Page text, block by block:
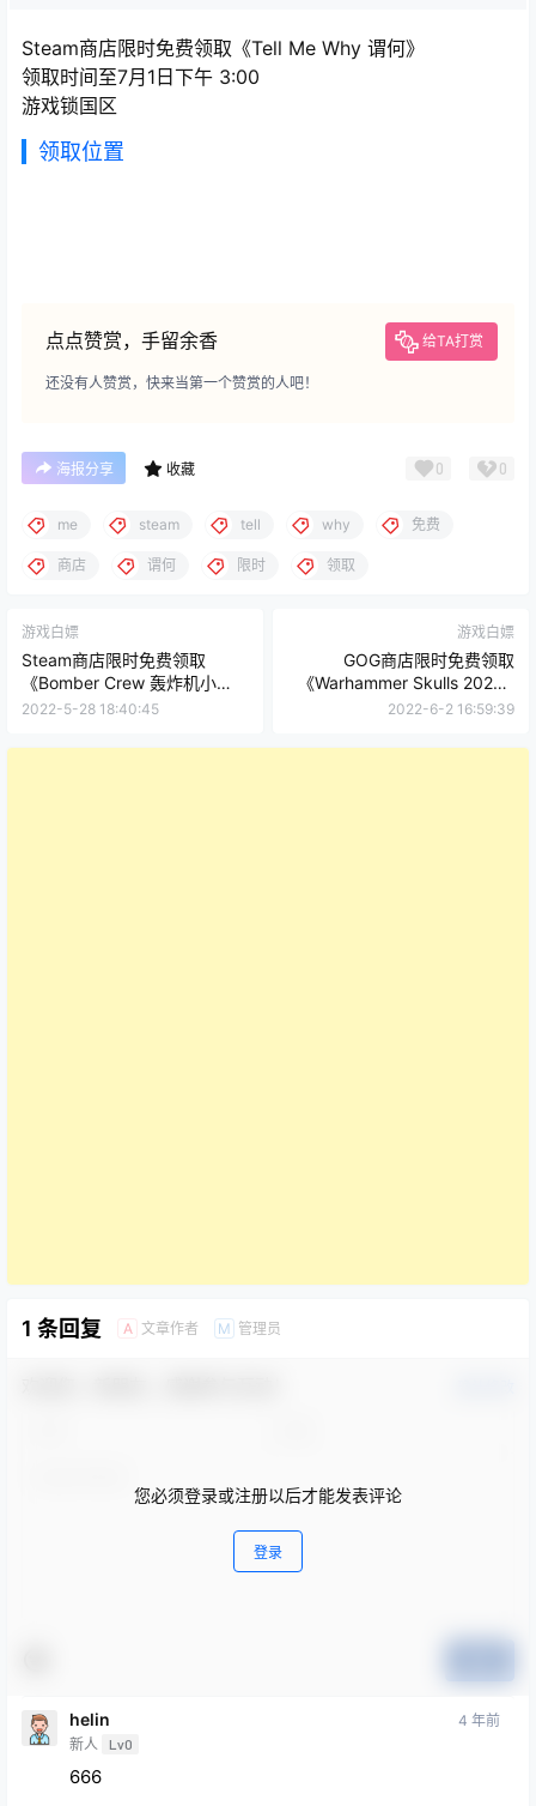
Steam商店限时免费领取《Tell Me Why 谓何》
领取时间至7月1日下午 3:00
游戏锁国区
领取位置
点点赞赏，手留余香 给TA打赏
还没有人赞赏，快来当第一个赞赏的人吧！
海报分享 收藏 0 0
me steam tell why 免费
商店 谓何 限时 领取
游戏白嫖
Steam商店限时免费领取
《Bomber Crew 轰炸机小
队》
2022-5-28 18:40:45
游戏白嫖
GOG商店限时免费领取
《Warhammer Skulls 2022 -
Digital Goodie Pack》
2022-6-2 16:59:39
1 条回复 A 文章作者 M 管理员
您必须登录或注册以后才能发表评论
登录
helin
新人 Lv0
4 年前
666